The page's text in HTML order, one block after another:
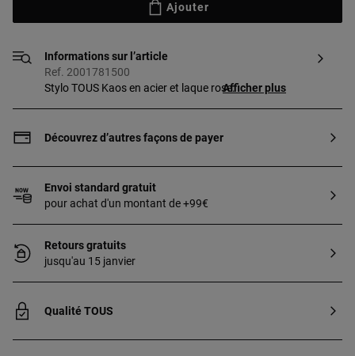
Ajouter
Informations sur l’article
Ref. 2001781500
Stylo TOUS Kaos en acier et laque rose.Afficher plus
Découvrez d’autres façons de payer
Envoi standard gratuit
pour achat d'un montant de +99€
Retours gratuits
jusqu'au 15 janvier
Qualité TOUS